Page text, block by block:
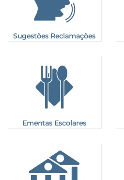
Sugestões Reclamações
Ementas Escolares